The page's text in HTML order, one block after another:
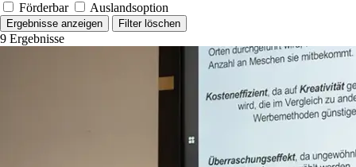
Förderbar Auslandsoption
Ergebnisse anzeigen Filter löschen
9 Ergebnisse